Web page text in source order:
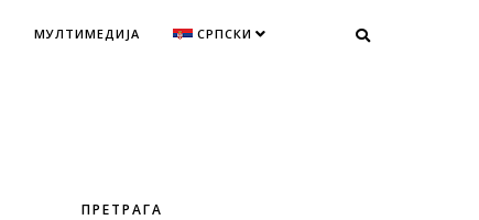
МУЛТИМЕДИЈА СРПСКИ
ПРЕТРАГА